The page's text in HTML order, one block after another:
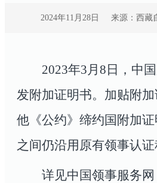
2024年11月28日 来源：西藏
2023年3月8日，中
发附加证明书。加贴附
他《公约》缔约国附加
之间仍沿用原有领事认证
详见中国领事服务